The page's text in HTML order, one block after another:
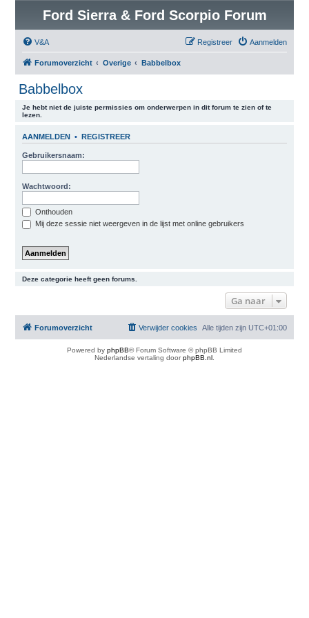
Ford Sierra & Ford Scorpio Forum
V&A Aanmelden
Registreer
Forumoverzicht Overige Babbelbox
Babbelbox
Je hebt niet de juiste permissies om onderwerpen in dit forum te zien of te
lezen.
AANMELDEN • REGISTREER
Gebruikersnaam:
Wachtwoord:
Onthouden
Mij deze sessie niet weergeven in de lijst met online gebruikers
Deze categorie heeft geen forums.
Ga naar
Forumoverzicht Alle tijden zijn UTC+01:00
Verwijder cookies
Powered by phpBB® Forum Software © phpBB Limited
Nederlandse vertaling doorphpBB.nl